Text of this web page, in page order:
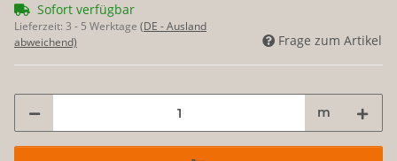
Sofort verfügbar
Lieferzeit: 3 - 5 Werktage (DE - Ausland
abweichend)
Frage zum Artikel
m